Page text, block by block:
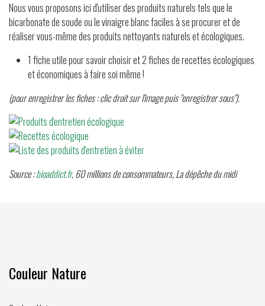
Nous vous proposons ici d'utiliser des produits naturels tels que le
bicarbonate de soude ou le vinaigre blanc faciles à se procurer et de
réaliser vous-même des produits nettoyants naturels et écologiques.
1 fiche utile pour savoir choisir et 2 fiches de recettes écologiques
et économiques à faire soi même !
(pour enregistrer les fiches : clic droit sur l'image puis "enregistrer sous").
Source :bioaddict.fr, 60 millions de consommateurs, La dépêche du midi
Couleur Nature